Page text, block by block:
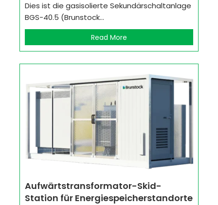
Dies ist die gasisolierte Sekundärschaltanlage
BGS-40.5 (Brunstock...
Read More
Aufwärtstransformator-Skid-
Station für Energiespeicherstandorte